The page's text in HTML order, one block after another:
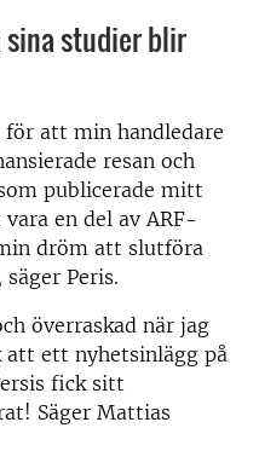
studier blir
för att min handledare
resan och
publicerade mitt
en del av ARF-
dröm att slutföra
Peris.
överraskad när jag
att ett nyhetsinlägg på
fick sitt
Säger Mattias